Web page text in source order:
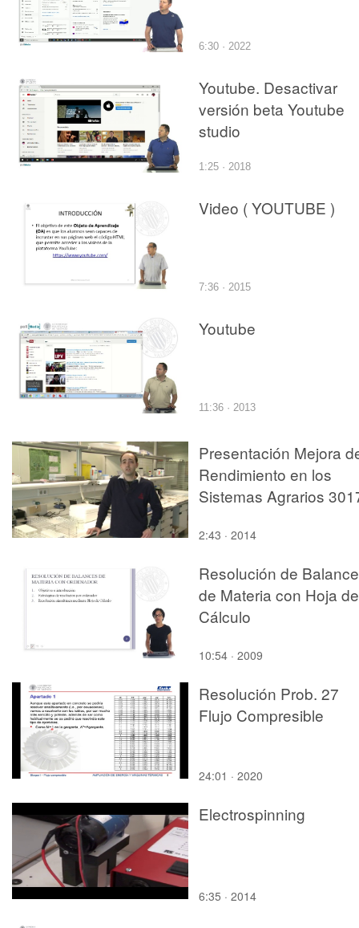
6:30 · 2022
Youtube. Desactivar
versión beta Youtube
studio
1:25 · 2018
Video ( YOUTUBE )
7:36 · 2015
Youtube
11:36 · 2013
Presentación Mejora
Rendimiento en los
Sistemas Agrarios
2:43 · 2014
Resolución de
de Materia con Hoja de
Cálculo
10:54 · 2009
Resolución Prob. 27
Flujo Compresible
24:01 · 2020
Electrospinning
6:35 · 2014